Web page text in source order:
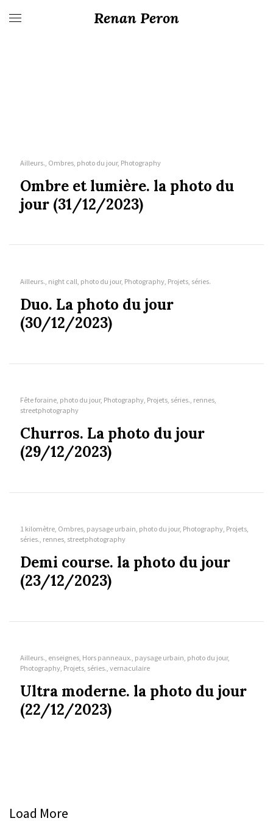
Renan Peron
Ailleurs., Ombres, photo du jour, Photography
Ombre et lumière. la photo du
jour (31/12/2023)
Ailleurs., night call, photo du jour, Photography, Projets, séries.
Duo. La photo du jour
(30/12/2023)
Fête foraine, photo du jour, Photography, Projets, séries., rennes,
streetphotography
Churros. La photo du jour
(29/12/2023)
1 kilomètre, Ombres, paysage urbain, photo du jour, Photography, Projets,
séries., rennes, streetphotography
Demi course. la photo du jour
(23/12/2023)
Ailleurs., enseignes, Hors panneaux., paysage urbain, photo du jour,
Photography, Projets, séries., vernaculaire
Ultra moderne. la photo du jour
(22/12/2023)
Load More